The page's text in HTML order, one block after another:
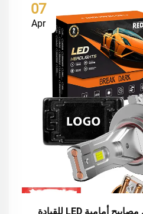
07
Apr
ما العوامل التي تحدد أفضل مصابيح أمامية LED للقيادة